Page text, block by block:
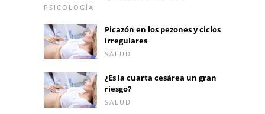
PSICOLOGÍA
Picazón en los pezones y ciclos
irregulares
SALUD
¿Es la cuarta cesárea un gran
riesgo?
SALUD